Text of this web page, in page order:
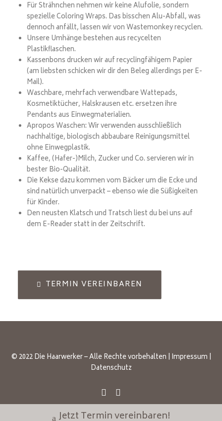
Für Strähnchen nehmen wir keine Alufolie, sondern
spezielle Coloring Wraps. Das bisschen Alu-Abfall, was
dennoch anfällt, lassen wir von Wastemonkey recyclen.
Unsere Umhänge bestehen aus recycelten
Plastikflaschen.
Kassenbons drucken wir auf recyclingfähigem Papier
(am liebsten schicken wir dir den Beleg allerdings per E-
Mail).
Waschbare, mehrfach verwendbare Wattepads,
Kosmetiktücher, Halskrausen etc. ersetzen ihre
Pendants aus Einwegmaterialien.
Apropos Waschen: Wir verwenden ausschließlich
nachhaltige, biologisch abbaubare Reinigungsmittel
ohne Einwegplastik.
Kaffee, (Hafer-)Milch, Zucker und Co. servieren wir in
bester Bio-Qualität.
Die Kekse dazu kommen vom Bäcker um die Ecke und
sind natürlich unverpackt – ebenso wie die Süßigkeiten
für Kinder.
Den neusten Klatsch und Tratsch liest du bei uns auf
dem E-Reader statt in der Zeitschrift.
TERMIN VEREINBAREN
© 2022 Die Haarwerker – Alle Rechte vorbehalten | Impressum |
Datenschutz
Jetzt Termin vereinbaren!